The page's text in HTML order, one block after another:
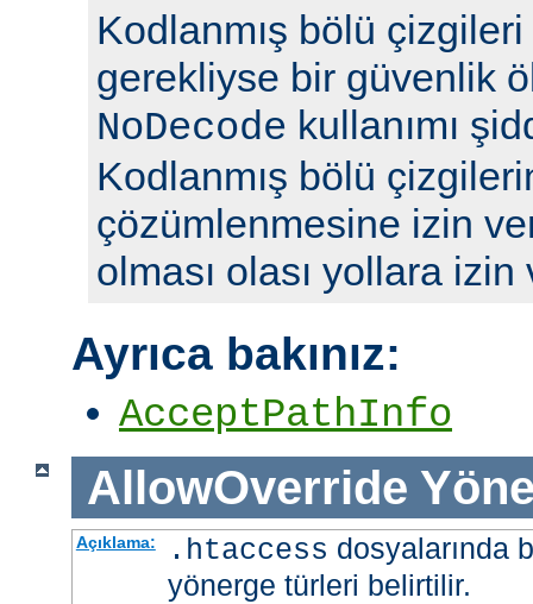
Kodlanmış bölü
gerekliyse bir güvenlik
NoDecode kullanımı
Kodlanmış bölü
çözümlenmesine izin
olması olası yollara
Ayrıca bakınız:
AcceptPathInfo
AllowOverride
Açıklama: .htaccess dosyalarında
yönerge türleri belirtilir.